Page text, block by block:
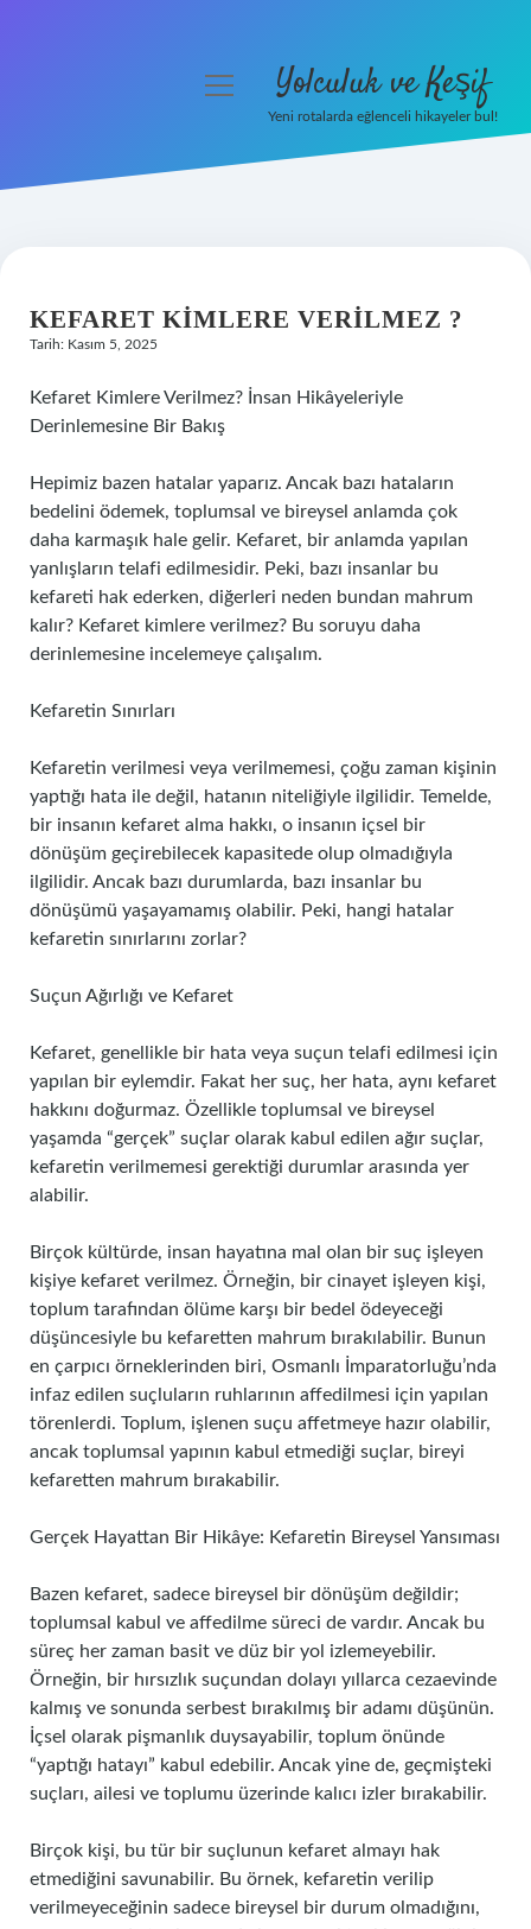
Hakkımızda
menüyü Yolculuk ve Keşif
Yeni rotalarda eğlenceli hikayeler bul!
KEFARET KIMLERE VERILMEZ ?
Tarih: Kasım 5, 2025
Kefaret Kimlere Verilmez? İnsan Hikâyeleriyle
Derinlemesine Bir Bakış
Hepimiz bazen hatalar yaparız. Ancak bazı hataların
bedelini ödemek, toplumsal ve bireysel anlamda çok
daha karmaşık hale gelir. Kefaret, bir anlamda yapılan
yanlışların telafi edilmesidir. Peki, bazı insanlar bu
kefareti hak ederken, diğerleri neden bundan mahrum
kalır? Kefaret kimlere verilmez? Bu soruyu daha
derinlemesine incelemeye çalışalım.
Kefaretin Sınırları
Kefaretin verilmesi veya verilmemesi, çoğu zaman kişinin
yaptığı hata ile değil, hatanın niteliğiyle ilgilidir. Temelde,
bir insanın kefaret alma hakkı, o insanın içsel bir
dönüşüm geçirebilecek kapasitede olup olmadığıyla
ilgilidir. Ancak bazı durumlarda, bazı insanlar bu
dönüşümü yaşayamamış olabilir. Peki, hangi hatalar
kefaretin sınırlarını zorlar?
Suçun Ağırlığı ve Kefaret
Kefaret, genellikle bir hata veya suçun telafi edilmesi için
yapılan bir eylemdir. Fakat her suç, her hata, aynı kefaret
hakkını doğurmaz. Özellikle toplumsal ve bireysel
yaşamda “gerçek” suçlar olarak kabul edilen ağır suçlar,
kefaretin verilmemesi gerektiği durumlar arasında yer
alabilir.
Birçok kültürde, insan hayatına mal olan bir suç işleyen
kişiye kefaret verilmez. Örneğin, bir cinayet işleyen kişi,
toplum tarafından ölüme karşı bir bedel ödeyeceği
düşüncesiyle bu kefaretten mahrum bırakılabilir. Bunun
en çarpıcı örneklerinden biri, Osmanlı İmparatorluğu’nda
infaz edilen suçluların ruhlarının affedilmesi için yapılan
törenlerdi. Toplum, işlenen suçu affetmeye hazır olabilir,
ancak toplumsal yapının kabul etmediği suçlar, bireyi
kefaretten mahrum bırakabilir.
Gerçek Hayattan Bir Hikâye: Kefaretin Bireysel Yansıması
Bazen kefaret, sadece bireysel bir dönüşüm değildir;
toplumsal kabul ve affedilme süreci de vardır. Ancak bu
süreç her zaman basit ve düz bir yol izlemeyebilir.
Örneğin, bir hırsızlık suçundan dolayı yıllarca cezaevinde
kalmış ve sonunda serbest bırakılmış bir adamı düşünün.
İçsel olarak pişmanlık duysayabilir, toplum önünde
“yaptığı hatayı” kabul edebilir. Ancak yine de, geçmişteki
suçları, ailesi ve toplumu üzerinde kalıcı izler bırakabilir.
Birçok kişi, bu tür bir suçlunun kefaret almayı hak
etmediğini savunabilir. Bu örnek, kefaretin verilip
verilmeyeceğinin sadece bireysel bir durum olmadığını,